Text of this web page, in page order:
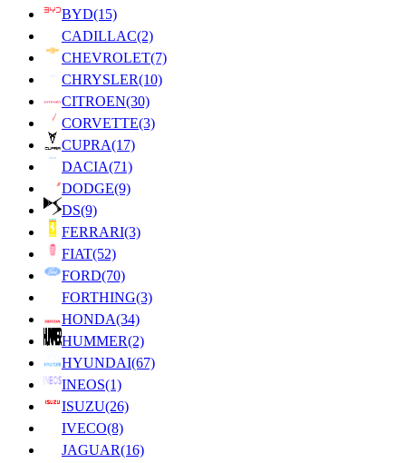
BYD(15)
CADILLAC(2)
CHEVROLET(7)
CHRYSLER(10)
CITROEN(30)
CORVETTE(3)
CUPRA(17)
DACIA(71)
DODGE(9)
DS(9)
FERRARI(3)
FIAT(52)
FORD(70)
FORTHING(3)
HONDA(34)
HUMMER(2)
HYUNDAI(67)
INEOS(1)
ISUZU(26)
IVECO(8)
JAGUAR(16)